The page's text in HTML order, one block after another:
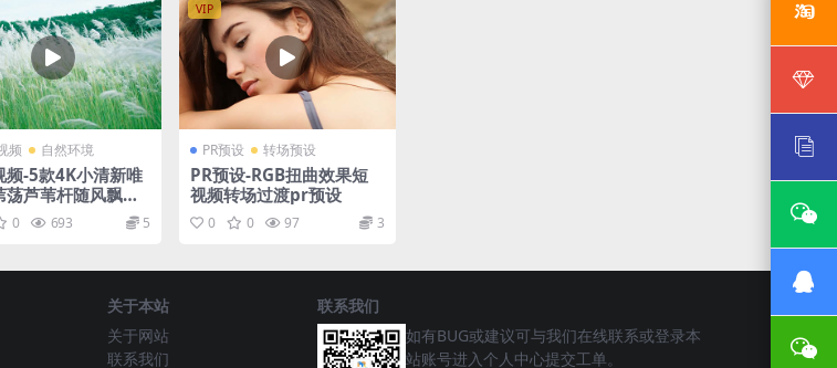
频 自然环境
频-5款4K小清新唯
荡芦苇杆随风飘动
0 693 5
VIP
PR预设 转场预设
PR预设-RGB扭曲效果短
视频转场过渡pr预设
0 0 97 3
关于本站
关于网站
联系我们
联系我们
如有BUG或建议可与我们在线联系或登录本
站账号进入个人中心提交工单。